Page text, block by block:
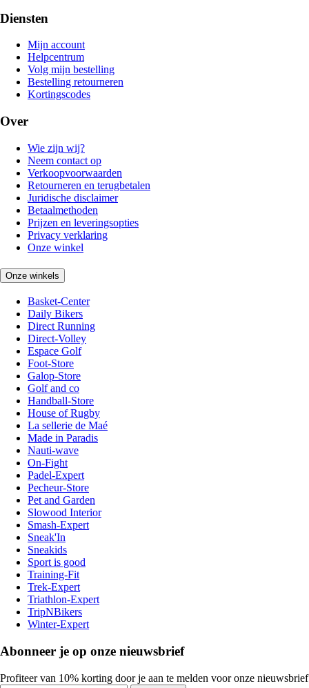
Diensten
Mijn account
Helpcentrum
Volg mijn bestelling
Bestelling retourneren
Kortingscodes
Over
Wie zijn wij?
Neem contact op
Verkoopvoorwaarden
Retourneren en terugbetalen
Juridische disclaimer
Betaalmethoden
Prijzen en leveringsopties
Privacy verklaring
Onze winkel
Onze winkels
Basket-Center
Daily Bikers
Direct Running
Direct-Volley
Espace Golf
Foot-Store
Galop-Store
Golf and co
Handball-Store
House of Rugby
La sellerie de Maé
Made in Paradis
Nauti-wave
On-Fight
Padel-Expert
Pecheur-Store
Pet and Garden
Slowood Interior
Smash-Expert
Sneak'In
Sneakids
Sport is good
Training-Fit
Trek-Expert
Triathlon-Expert
TripNBikers
Winter-Expert
Abonneer je op onze nieuwsbrief
Profiteer van 10% korting door je aan te melden voor onze nieuwsbrief